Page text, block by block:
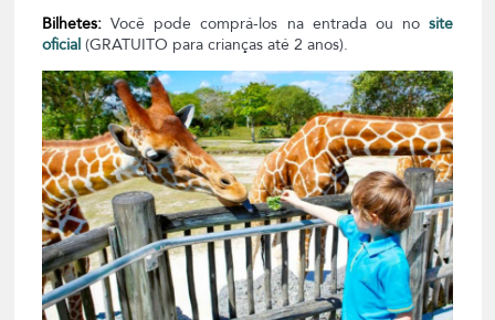
Bilhetes: Você pode comprá-los na entrada ou nosite
oficial(GRATUITO para crianças até 2 anos).